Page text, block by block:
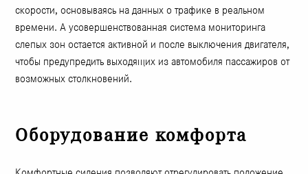
скорости, основываясь на данных о трафике в реальном
времени. А усовершенствованная система мониторинга
слепых зон остается активной и после выключения двигателя,
чтобы предупредить выходящих из автомобиля пассажиров от
возможных столкновений.
Оборудование комфорта